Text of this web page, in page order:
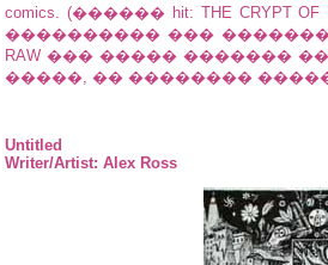
comics. (������ hit: THE
���������� ���
RAW ��� ����� �������
�����, �� ��������
Untitled
Writer/Artist: Alex Ross